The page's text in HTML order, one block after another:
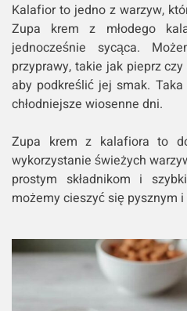
Kalafior to jedno z warzyw,
Zupa krem z młodego
jednocześnie sycąca.
przyprawy, takie jak pieprz czy
aby podkreślić jej smak.
chłodniejsze wiosenne dni.
Zupa krem z kalafiora to
wykorzystanie świeżych
prostym składnikom i
możemy cieszyć się pysznym